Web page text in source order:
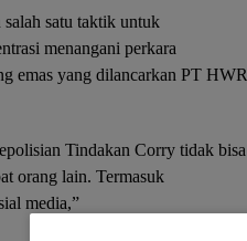
satu taktik untuk
menangani perkara
emas yang dilancarkan PT HWR
Tindakan Corry tidak bisa
orang lain. Termasuk
media,”